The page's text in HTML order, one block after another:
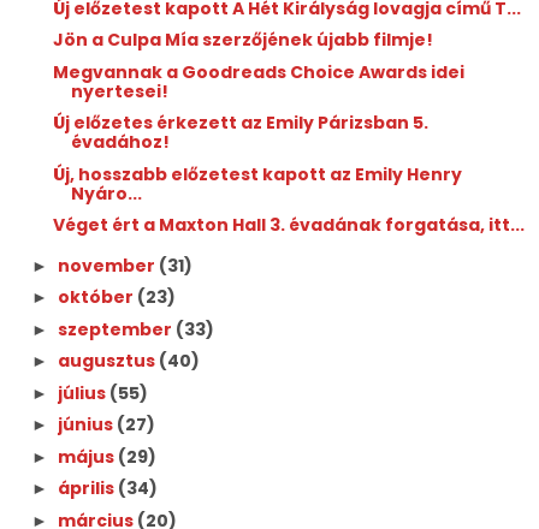
Új előzetest kapott A Hét Királyság lovagja című T...
Jön a Culpa Mía szerzőjének újabb filmje!
Megvannak a Goodreads Choice Awards idei
nyertesei!
Új előzetes érkezett az Emily Párizsban 5.
évadához!
Új, hosszabb előzetest kapott az Emily Henry
Nyáro...
Véget ért a Maxton Hall 3. évadának forgatása, itt...
► november (31)
► október (23)
► szeptember (33)
► augusztus (40)
► július (55)
► június (27)
► május (29)
► április (34)
► március (20)